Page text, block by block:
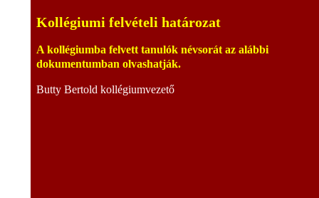
Kollégiumi felvételi határozat
A kollégiumba felvett tanulók névsorát az alábbi
dokumentumban olvashatják.
Butty Bertold kollégiumvezető